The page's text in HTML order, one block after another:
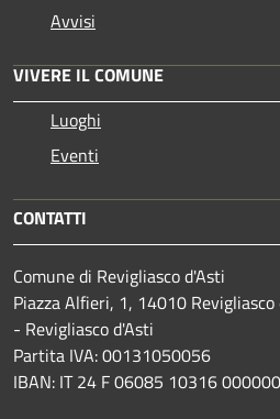
Avvisi
VIVERE IL COMUNE
Luoghi
Eventi
CONTATTI
Comune di Revigliasco d'Asti
Piazza Alfieri, 1, 14010
- Revigliasco d'Asti
Partita IVA: 00131050056
IBAN: IT 24 F 06085 10316